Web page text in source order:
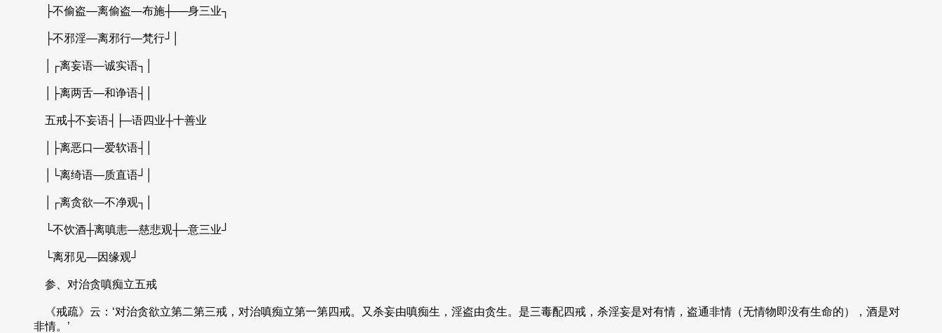
├不偷盗—离偷盗—布施┼──身三业┐
├不邪淫—离邪行—梵行┘│
│┌离妄语—诚实语┐│
│├离两舌—和诤语┤│
五戒┼不妄语┤├─语四业┼十善业
│├离恶口—爱软语┤│
│└离绮语—质直语┘│
│┌离贪欲—不净观┐│
└不饮酒┼离嗔恚—慈悲观┼─意三业┘
└离邪见—因缘观┘
参、对治贪嗔痴立五戒
《戒疏》云：‘对治贪欲立第二第三戒，对治嗔痴立第一第四戒。又杀妄由嗔痴生，淫盗由贪生。是三毒配四戒，杀淫妄是对有情，盗通非情（无情物即没有生命的），酒是对
非情。’